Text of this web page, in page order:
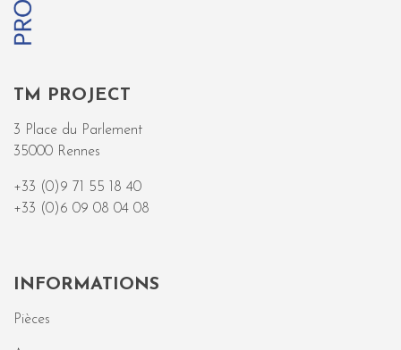
TM PROJECT
3 Place du Parlement
35000 Rennes
+33 (0)9 71 55 18 40
+33 (0)6 09 08 04 08
INFORMATIONS
Pièces